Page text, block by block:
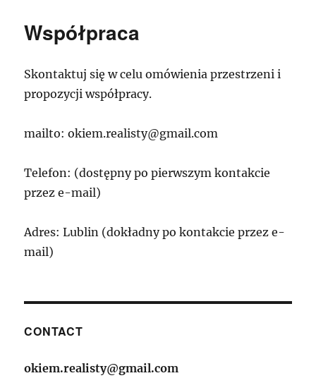
Współpraca
Skontaktuj się w celu omówienia przestrzeni i
propozycji współpracy.
mailto: okiem.realisty@gmail.com
Telefon: (dostępny po pierwszym kontakcie
przez e-mail)
Adres: Lublin (dokładny po kontakcie przez e-
mail)
CONTACT
okiem.realisty@gmail.com